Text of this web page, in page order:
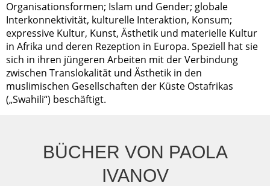
Organisationsformen; Islam und Gender; globale
Interkonnektivität, kulturelle Interaktion, Konsum;
expressive Kultur, Kunst, Ästhetik und materielle Kultur
in Afrika und deren Rezeption in Europa. Speziell hat sie
sich in ihren jüngeren Arbeiten mit der Verbindung
zwischen Translokalität und Ästhetik in den
muslimischen Gesellschaften der Küste Ostafrikas
(„Swahili“) beschäftigt.
BÜCHER VON PAOLA
IVANOV